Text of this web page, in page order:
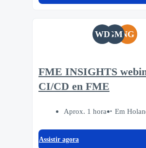
WDGMNG
FME INSIGHTS
CI/CD en FME
Aprox. 1 hora Em
Assistir agora